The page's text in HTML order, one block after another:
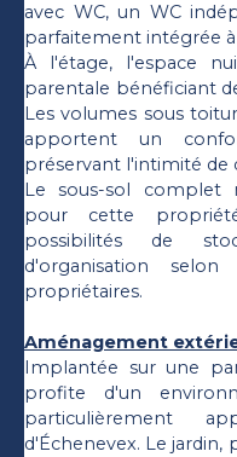
avec WC, un WC
parfaitement intégrée
À l'étage, l'espace
parentale bénéficiant
Les volumes sous
apportent un
préservant l'intimité de
Le sous-sol complet
pour cette
possibilités de
d'organisation
propriétaires.
Aménagement
Implantée sur une
profite d'un
particulièrement
d'Échenevex. Le